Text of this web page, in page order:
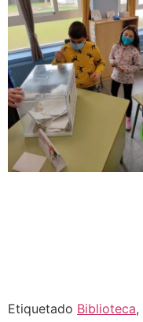
Etiquetado Biblioteca,